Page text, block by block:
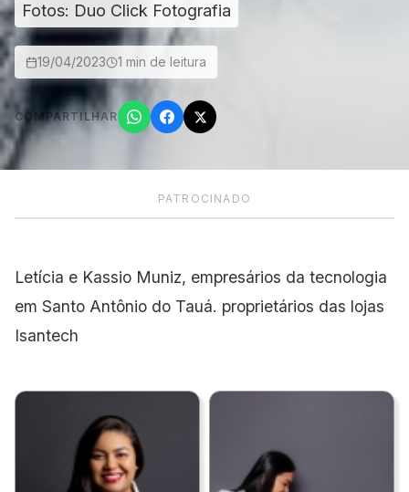
Fotos: Duo Click Fotografia
19/04/2023 1 min de leitura
COMPARTILHAR
PATROCINADO
Letícia e Kassio Muniz, empresários da tecnologia
em Santo Antônio do Tauá. proprietários das lojas
Isantech